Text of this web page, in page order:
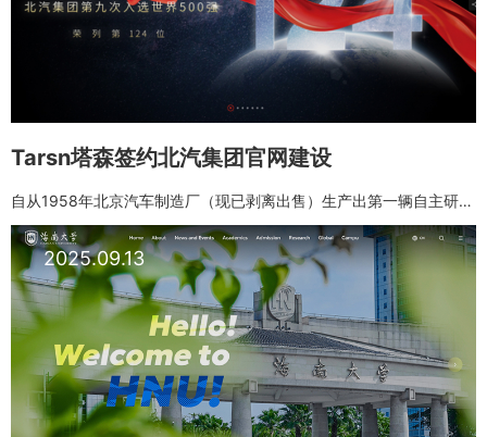
Tarsn塔森签约北汽集团官网建设
自从1958年北京汽车制造厂（现已剥离出售）生产出第一辆自主研发汽车——“井冈山”牌轿车以来，北汽集团先后自主研制生产了中国第一代轻型越野车BJ212和第一代轻型载货车BJ130
2025.09.13